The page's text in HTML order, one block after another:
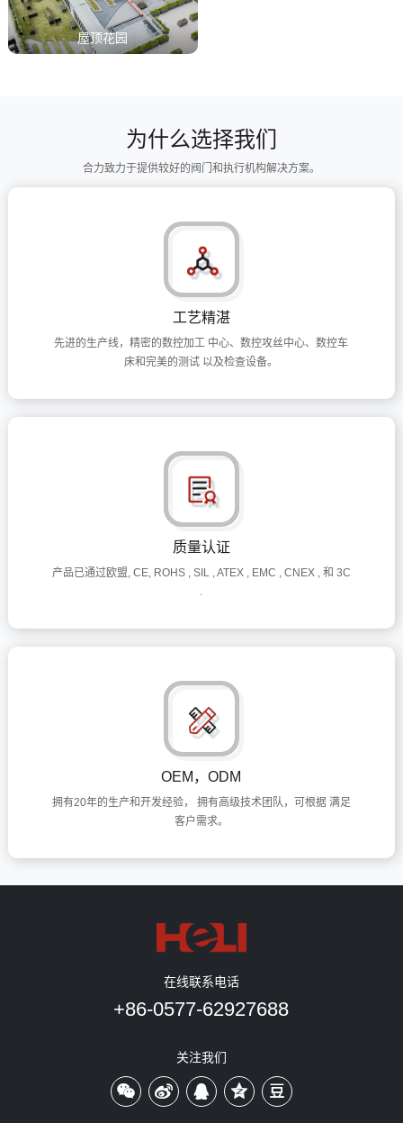
屋顶花园
为什么选择我们
合力致力于提供较好的阀门和执行机构解决方案。
工艺精湛
先进的生产线，精密的数控加工 中心、数控攻丝中心、数控车
床和完美的测试 以及检查设备。
质量认证
产品已通过欧盟, CE, ROHS , SIL , ATEX , EMC , CNEX , 和 3C
.
OEM，ODM
拥有20年的生产和开发经验， 拥有高级技术团队，可根据 满足
客户需求。
在线联系电话
+86-0577-62927688
关注我们